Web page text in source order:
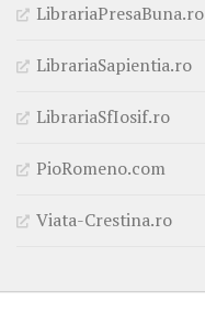
LibrariaPresaBuna.ro
LibrariaSapientia.ro
LibrariaSfIosif.ro
PioRomeno.com
Viata-Crestina.ro